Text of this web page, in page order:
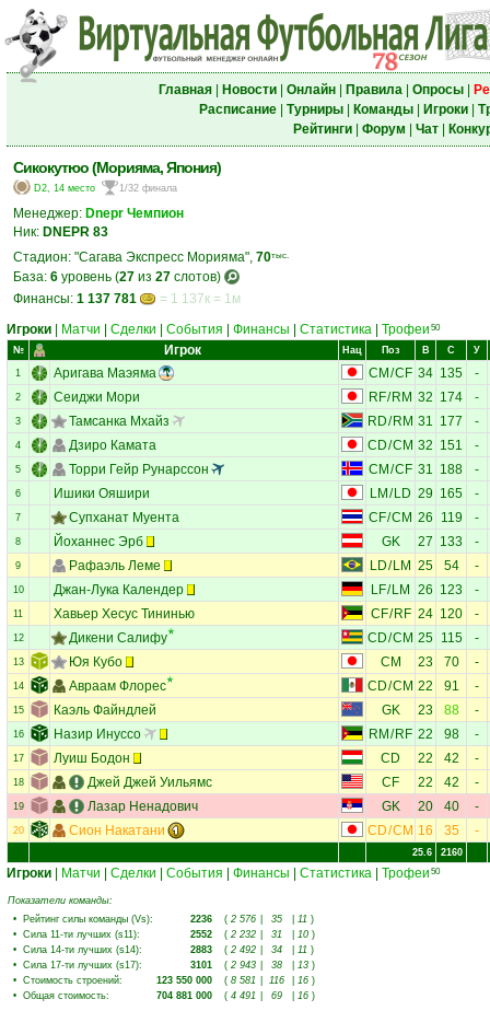
Главная| Новости| Онлайн| Правила| Опросы|
Расписание| Турниры| Команды| Игроки|
Рейтинги| Форум Чат|
Сикокутюо (Морияма, Япония)
D2, 14 место 1/32 финала
Менеджер: Dnepr Чемпион
Ник: DNEPR 83
Стадион: "Сагава Экспресс Морияма", 70тыс.
База: 6 уровень (27 из 27 слотов)
Финансы: 1 137 781
= 1 137к = 1м
Игроки
Матчи Сделки События Финансы Статистика Трофеи 50
№ Игрок Нац Поз В С У
1 Аригава Маэяма CM /CF 34 135 -
2 Сеиджи Мори RF/ RM 32 174 -
3 Тамсанка Мхайз RD/ RM 31 177 -
4 Дзиро Камата CD/CM 32 151 -
5 Торри Гейр Рунарссон CM /CF 31 188 -
6 Ишики Ояшири LM / LD 29 165 -
7 Супханат Муента CF/CM 26 119 -
8 Йоханнес Эрб GK 27 133 -
9 Рафаэль Леме LD/ LM 25 54 -
10 Джан-Лука Календер LF/ LM 26 123 -
11 Хавьер Хесус Тининью CF/RF 24 120 -
12 Дикени Салифу CD/CM 25 115 -
13 Юя Кубо CM 23 70 -
14 Авраам Флорес CD/CM 22 91 -
15 Каэль Файндлей GK 23 88 -
16 Назир Инуссо RM / RF 22 98 -
17 Луиш Бодон CD 22 42 -
18 Джей Джей Уильямс CF 22 42 -
19 Лазар Ненадович GK 20 40 -
20 Сион Накатани CD/CM 16 35 -
25.6 2160
Игроки Матчи Сделки События Финансы Статистика Трофеи 50
Показатели команды:
• Рейтинг силы команды (Vs): 2236 ( 2 576 35 11 )
• Сила 11-ти лучших (s11): 2552 ( 2 232 31 10 )
• Сила 14-ти лучших (s14): 2883 ( 2 492 34 11 )
• Сила 17-ти лучших (s17): 3101 ( 2 943 38 13 )
• Стоимость строений: 123 550 000 ( 8 581 116 16 )
• Общая стоимость: 704 881 000 ( 4 491 69 16 )